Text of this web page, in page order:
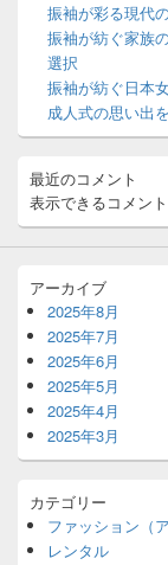
エ
ア
振袖が彩る現代
振袖が紡ぐ家族
選択
振袖が紡ぐ日本
成人式の思い出
最近のコメント
表示できるコメント
アーカイブ
2025年8月
2025年7月
2025年6月
2025年5月
2025年4月
2025年3月
カテゴリー
ファッション（
レンタル